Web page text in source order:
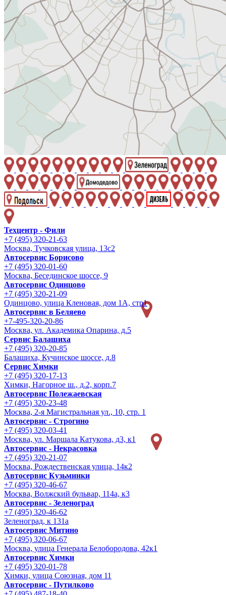
Техцентр - Фили
+7 (495) 320-21-63
Москва, Тучковская улица, 13с2
Автосервис Борисово
+7 (495) 320-01-60
Москва, Бесединское шоссе, 9
Автосервис Одинцово
+7 (495) 320-21-09
Одинцово, улица Кленовая, дом 1А, стр1
Автосервис в Беляево
+7-495-320-20-86
Москва, ул. Академика Опарина, д.5
Сервис Балашиха
+7 (495) 320-20-85
Балашиха, Кучинское шоссе, д.8
Сервис Химки
+7 (495) 320-17-13
Химки, Нагорное ш., д.2, корп.7
Автосервис Полежаевская
+7 (495) 320-23-48
Москва, 2-я Магистральная ул., 10, стр. 1
Автосервис - Строгино
+7 (495) 320-03-41
Москва, ул. Маршала Катукова, д3, к1
Автосервис - Некрасовка
+7 (495) 320-21-07
Москва, Рождественская улица, 14к2
Автосервис Кузьминки
+7 (495) 320-46-67
Москва, Волжский бульвар, 114а, к3
Автосервис - Зеленоград
+7 (495) 320-46-62
Зеленоград, к 131а
Автосервис Митино
+7 (495) 320-06-67
Москва, улица Генерала Белобородова, 42к1
Автосервис Химки
+7 (495) 320-01-78
Химки, улица Союзная, дом 11
Автосервис - Путилково